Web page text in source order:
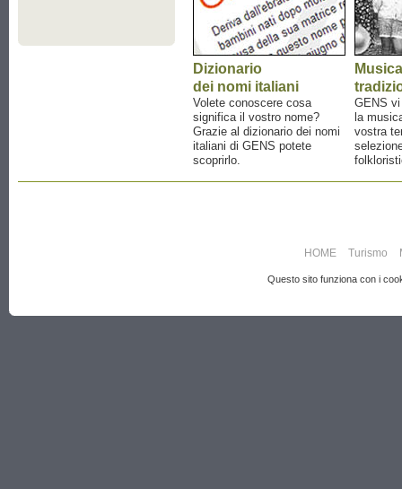
Dizionario
dei nomi italiani
Volete conoscere cosa
significa il vostro nome?
Grazie al dizionario dei nomi
italiani di GENS potete
scoprirlo.
Musica
GENS
la
vostra
HOME Turismo
Questo sito funziona con i